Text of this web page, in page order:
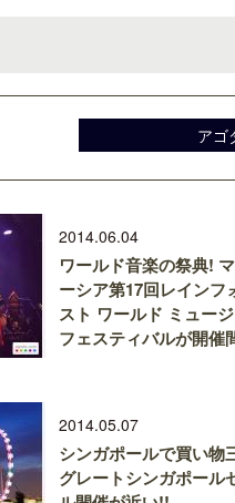
アゴ
2014.06.04
ワールド音楽の祭典!
ーシア第17回レインフ
スト ワールド ミュー
フェスティバルが開催
2014.05.07
シンガポールで買い物
グレートシンガポール